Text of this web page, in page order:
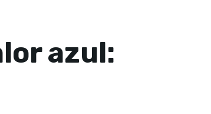
azul: